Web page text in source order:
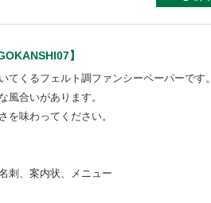
】
てくるフェルト調ファンシーペーパーです。
風合いがあります。
を味わってください。
刺、案内状、メニュー